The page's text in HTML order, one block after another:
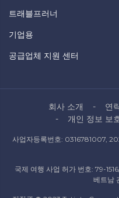
트래블프러너
기업용
공급업체 지원 센터
회사 소개 연
개인 정보 보
사업자등록번호: 0316781007,
국제 여행 사업 허가 번호: 79-
베트남